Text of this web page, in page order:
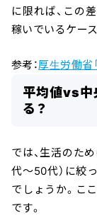
に限れば、この
稼いでいるケー
参考：厚生労働省
平均値vs中
る？
では、生活のた
代〜50代）に絞
でしょうか。こ
です。